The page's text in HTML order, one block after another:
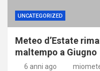
UNCATEGORIZED
Meteo d’Estate
maltempo a Giugno
6 anni ago